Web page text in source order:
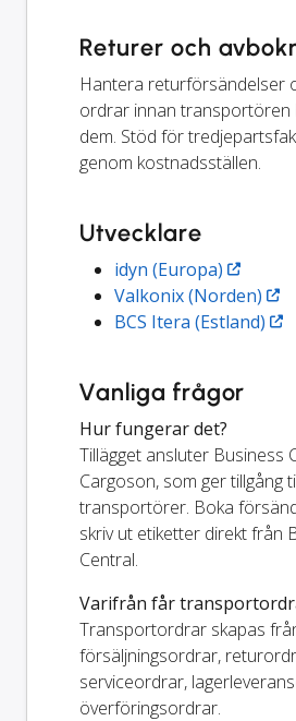
Returer och
Hantera returförsändelser
ordrar innan transportören
dem. Stöd för
genom kostnadsställen.
Utvecklare
idyn (Europa)
Valkonix (Norden)
BCS Itera (Estland)
Vanliga frågor
Hur fungerar det?
Tillägget ansluter Business
Cargoson, som ger tillgång
transportörer. Boka
skriv ut etiketter direkt från
Central.
Varifrån får
Transportordrar skapas
försäljningsordrar,
serviceordrar,
överföringsordrar.